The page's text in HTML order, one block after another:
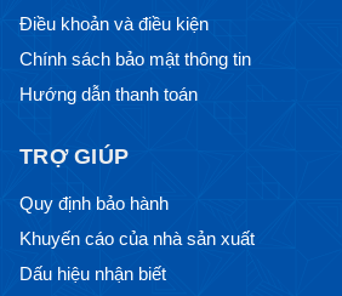
Điều khoản và điều kiện
Chính sách bảo mật thông tin
Hướng dẫn thanh toán
TRỢ GIÚP
Quy định bảo hành
Khuyến cáo của nhà sản xuất
Dấu hiệu nhận biết